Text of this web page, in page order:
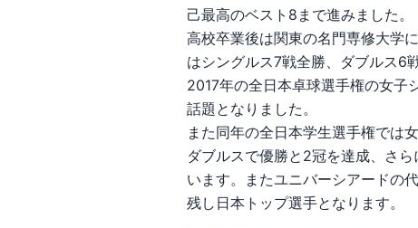
己最高のベスト8まで進みました。
高校卒業後は関東の名門専修大学
はシングルス7戦全勝、ダブルス6
2017年の全日本卓球選手権の女子
話題となりました。
また同年の全日本学生選手権では
ダブルスで優勝と2冠を達成、さ
います。またユニバーシアードの
残し日本トップ選手となります。